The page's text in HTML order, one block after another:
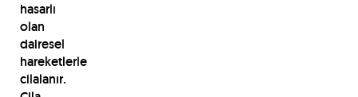
hasarlı
olan
dairesel
hareketlerle
cilalanır.